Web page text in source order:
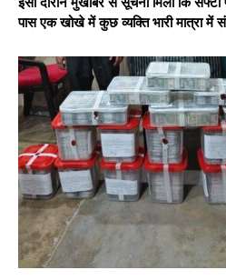
पास एक खोखे में कुछ व्यक्ति भारी मात्रा में